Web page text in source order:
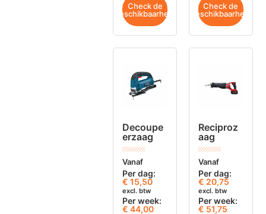
Check de
beschikbaarheid
Check de
beschikbaarheid
Decoupe
erzaag
Vanaf
Per dag:
€ 15,50
excl. btw
Per week:
€ 44,00
Reciproz
aag
Vanaf
Per dag:
€ 20,75
excl. btw
Per week:
€ 51,75